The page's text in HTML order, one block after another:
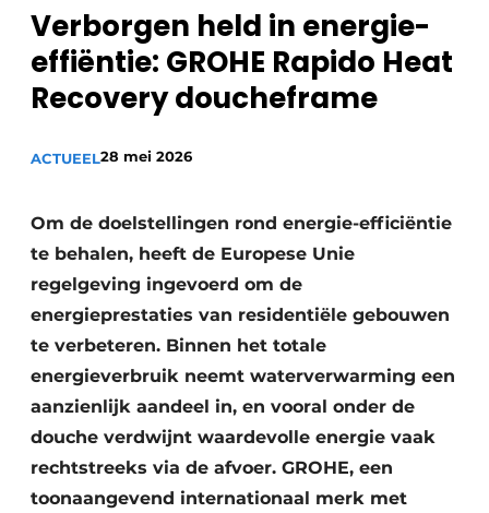
Podcasts
Privacy / Cookie statement
Vacature aanmelden
Vacatures
Video’s
HVAC
Sanitair
Ventilatie
Warmtepompen
Verborgen held in energie-
effiëntie: GROHE Rapido Heat
Recovery doucheframe
ACTUEEL28 mei 2026
Om de doelstellingen rond energie-efficiëntie
te behalen, heeft de Europese Unie
regelgeving ingevoerd om de
energieprestaties van residentiële gebouwen
te verbeteren. Binnen het totale
energieverbruik neemt waterverwarming een
aanzienlijk aandeel in, en vooral onder de
douche verdwijnt waardevolle energie vaak
rechtstreeks via de afvoer. GROHE, een
toonaangevend internationaal merk met